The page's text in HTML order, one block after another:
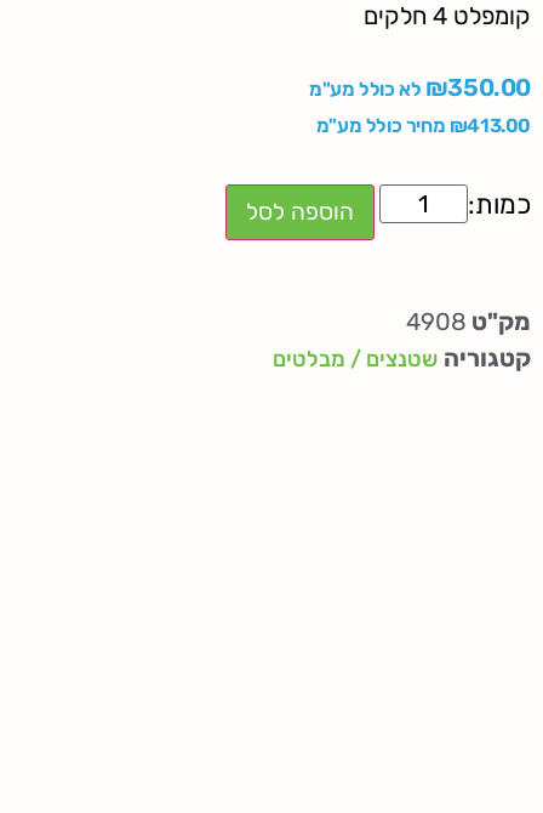
קומפלט 4 חלקים
₪350.00
לא כולל מע"מ
₪413.00 מחיר כולל מע"מ
הוספה לסל
מק"ט 4908
קטגוריה שטנצים / מבלטים